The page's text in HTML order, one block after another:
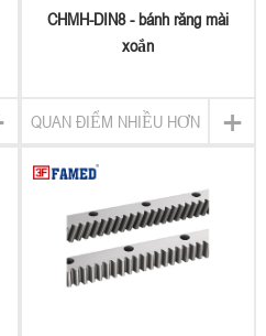
CHMH-DIN8 - bánh răng mài
xoắn
+
QUAN ĐIỂM NHIỀU HƠN